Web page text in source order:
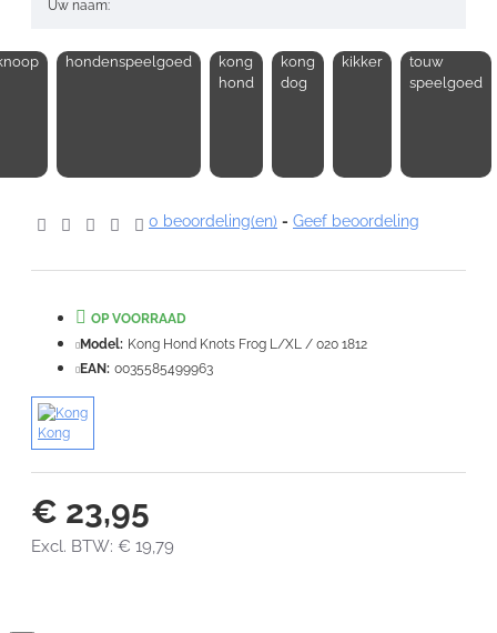
Uw naam:
Note:HTML-code wordt niet vertaald!
Slecht Goed
hondenspeelgoed
kong
hond
kong
dog
kikker
touw
speelgoed
0 beoordeling(en) - Geef beoordeling
€ 23,95
Excl. BTW: € 19,79
OP VOORRAAD
Model: Kong Hond Knots Frog L/XL / 020 1812
EAN: 0035585499963
Kong